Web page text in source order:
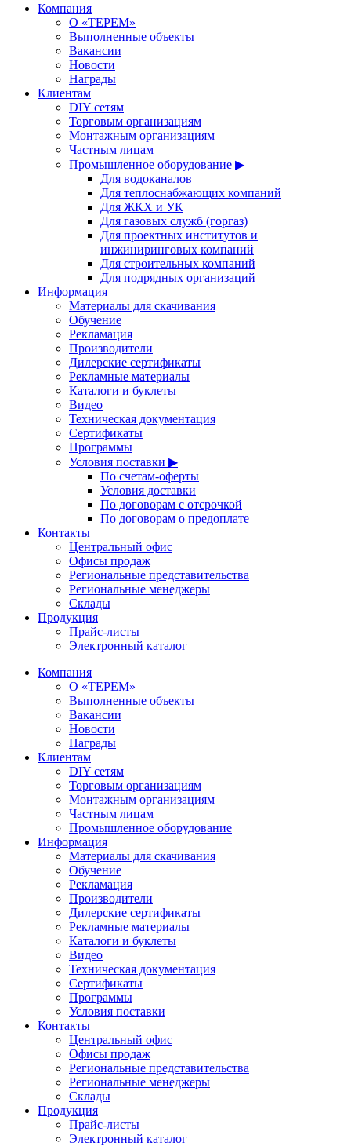
Компания
О «ТЕРЕМ»
Выполненные объекты
Вакансии
Новости
Награды
Клиентам
DIY сетям
Торговым организациям
Монтажным организациям
Частным лицам
Промышленное оборудование ▶
Для водоканалов
Для теплоснабжающих компаний
Для ЖКХ и УК
Для газовых служб (горгаз)
Для проектных институтов и
инжиниринговых компаний
Для строительных компаний
Для подрядных организаций
Информация
Материалы для скачивания
Обучение
Рекламация
Производители
Дилерские сертификаты
Рекламные материалы
Каталоги и буклеты
Видео
Техническая документация
Сертификаты
Программы
Условия поставки ▶
По счетам-оферты
Условия доставки
По договорам с отсрочкой
По договорам о предоплате
Контакты
Центральный офис
Офисы продаж
Региональные представительства
Региональные менеджеры
Склады
Продукция
Прайс-листы
Электронный каталог
Компания
О «ТЕРЕМ»
Выполненные объекты
Вакансии
Новости
Награды
Клиентам
DIY сетям
Торговым организациям
Монтажным организациям
Частным лицам
Промышленное оборудование
Информация
Материалы для скачивания
Обучение
Рекламация
Производители
Дилерские сертификаты
Рекламные материалы
Каталоги и буклеты
Видео
Техническая документация
Сертификаты
Программы
Условия поставки
Контакты
Центральный офис
Офисы продаж
Региональные представительства
Региональные менеджеры
Склады
Продукция
Прайс-листы
Электронный каталог